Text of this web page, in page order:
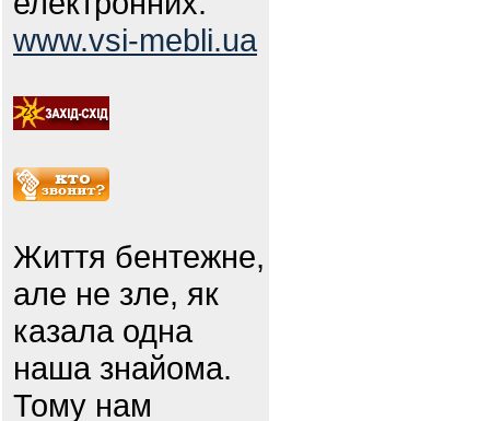
www.vsi-mebli.ua
Життя бентежне,
але не зле, як
казала одна
наша знайома.
Тому нам